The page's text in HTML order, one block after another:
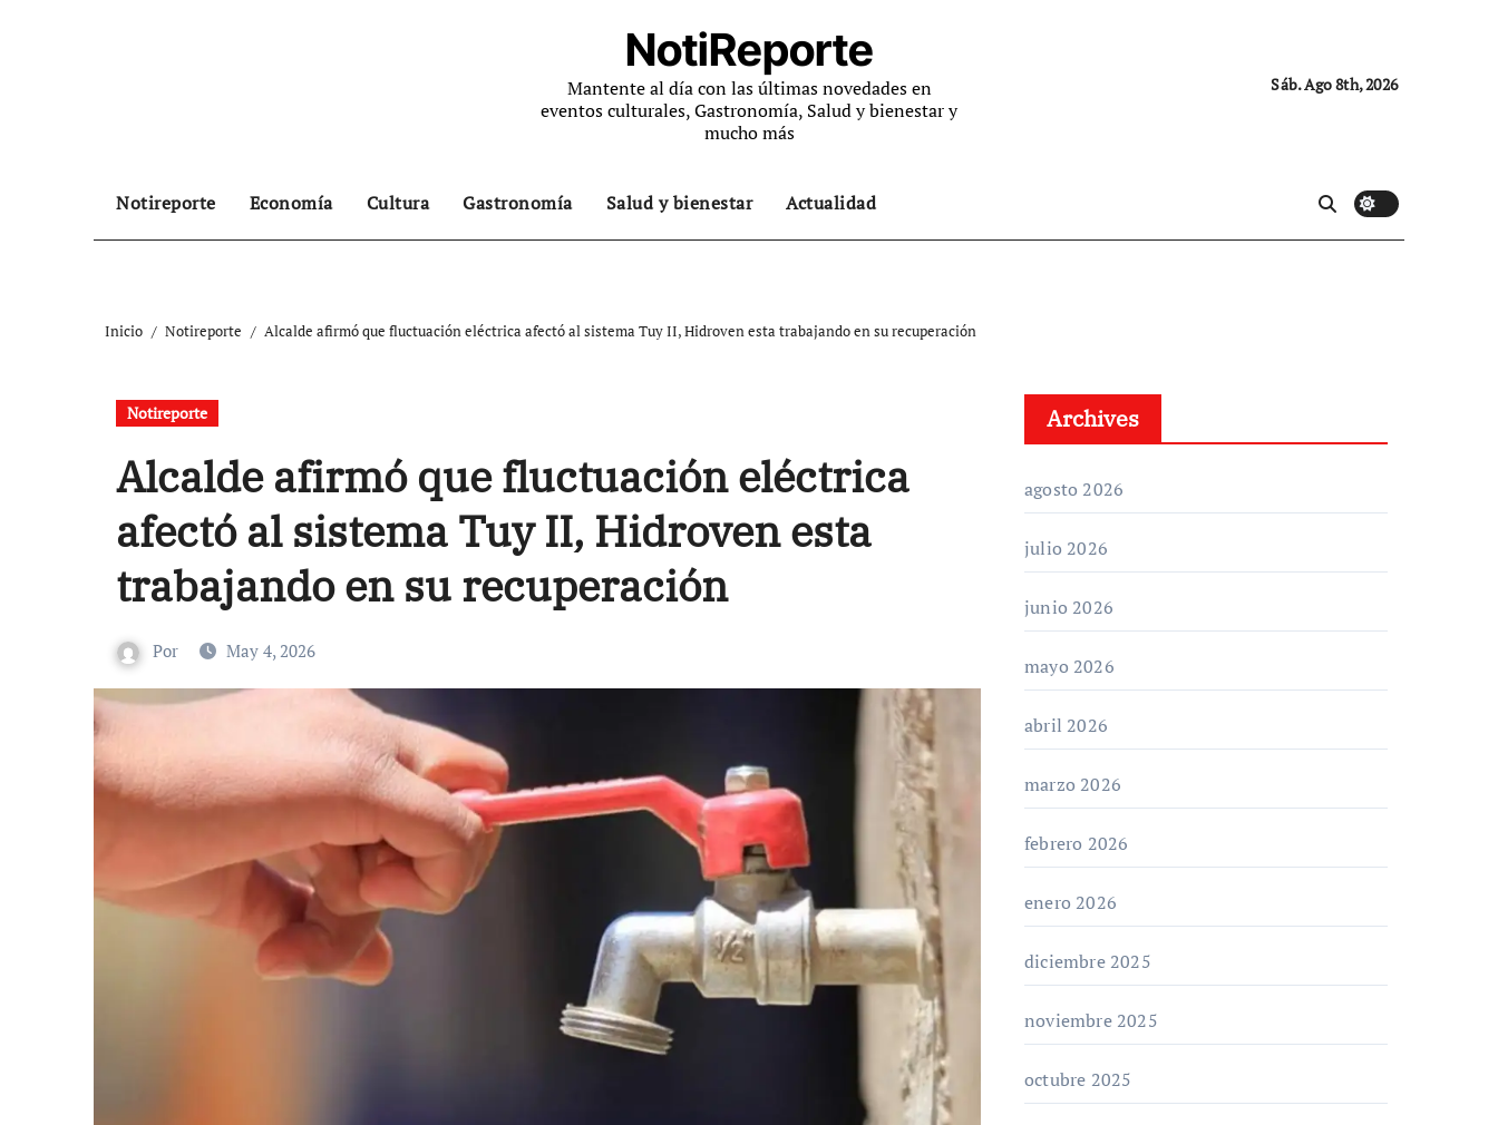
NotiReporte
Mantente al día con las últimas novedades en
eventos culturales, Gastronomía, Salud y bienestar y
mucho más
Sáb. Ago 8th, 2026
Notireporte Economía Cultura Gastronomía Salud y bienestar Actualidad
Inicio Notireporte Alcalde afirmó que fluctuación eléctrica afectó al sistema Tuy II, Hidroven esta trabajando en su recuperación
Notireporte
Alcalde afirmó que fluctuación eléctrica
afectó al sistema Tuy II, Hidroven esta
trabajando en su recuperación
Por May 4, 2026
Archives
agosto 2026
julio 2026
junio 2026
mayo 2026
abril 2026
marzo 2026
febrero 2026
enero 2026
diciembre 2025
noviembre 2025
octubre 2025